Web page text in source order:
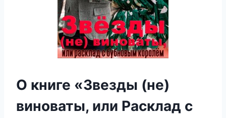
О книге «Звезды (не)
виноваты, или Расклад с